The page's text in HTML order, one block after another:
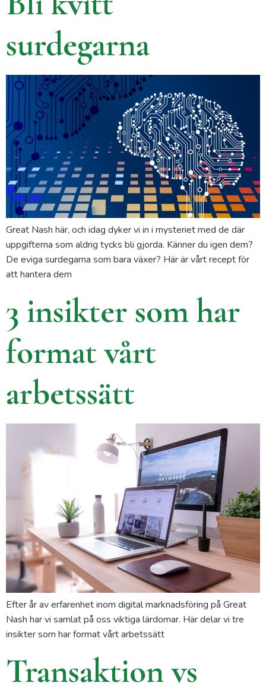
surdegarna
Great Nash här, och idag dyker vi in i mysteriet med de där
uppgifterna som aldrig tycks bli gjorda. Känner du igen dem?
De eviga surdegarna som bara växer? Här är vårt recept för
att hantera dem
3 insikter som har
format vårt
arbetssätt
Efter år av erfarenhet inom digital marknadsföring på Great
Nash har vi samlat på oss viktiga lärdomar. Här delar vi tre
insikter som har format vårt arbetssätt
Transaktion vs